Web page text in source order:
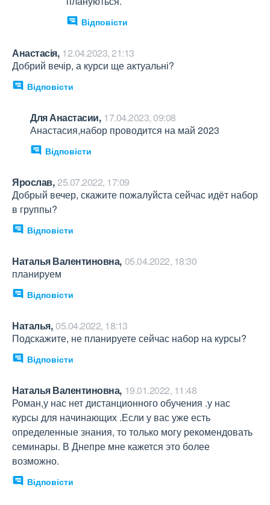
Відповісти
Анастасія, 12.04.2023, 21:13
Добрий вечір, а курси ще актуальні?
Відповісти
Для Анастасии, 17.04.2023, 09:08
Анастасия,набор проводится на май 2023
Відповісти
Ярослав, 25.07.2022, 17:09
Добрый вечер, скажите пожалуйста сейчас идёт набор
в группы?
Відповісти
Наталья Валентиновна, 05.04.2022, 18:30
планируем
Відповісти
Наталья, 05.04.2022, 18:13
Подскажите, не планируете сейчас набор на курсы?
Відповісти
Наталья Валентиновна, 19.01.2022, 11:48
Роман,у нас нет дистанционного обучения .у нас
курсы для начинающих .Если у вас уже есть
определенные знания, то только могу рекомендовать
семинары. В Днепре мне кажется это более
возможно.
Відповісти